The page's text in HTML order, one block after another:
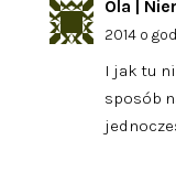
Ola |
2014 o
I jak tu
sposób